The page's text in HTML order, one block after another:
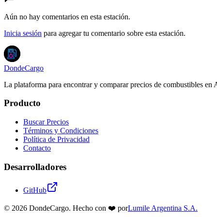
Aún no hay comentarios en esta estación.
Inicia sesión para agregar tu comentario sobre esta estación.
DondeCargo
La plataforma para encontrar y comparar precios de combustibles en
Producto
Buscar Precios
Términos y Condiciones
Política de Privacidad
Contacto
Desarrolladores
GitHub
© 2026 DondeCargo. Hecho con ❤️ porLumile Argentina S.A.